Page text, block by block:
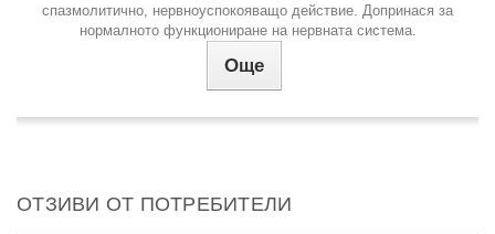
спазмолитично, нервноуспокояващо действие. Допринася за
нормалното функциониране на нервната система.
Още
ОТЗИВИ ОТ ПОТРЕБИТЕЛИ